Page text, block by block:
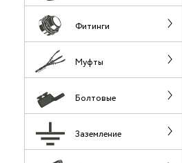
Фитинги
Муфты
Болтовые
Заземление